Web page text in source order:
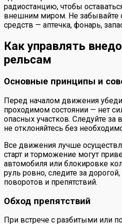
радиостанцию, чтобы
внешним миром. Не забывайте
средств — аптечка, фонарь,
Как управлять
рельсам
Основные принципы и
Перед началом движения
проходимом состоянии — нет
опасных участков. Следуйте
не отклоняйтесь без
Все движения лучше
старт и торможение могут
автомобиля или блокировке
руль ровно, следите за
поворотов и препятствий.
Обход препятствий
При встрече с разбитыми или